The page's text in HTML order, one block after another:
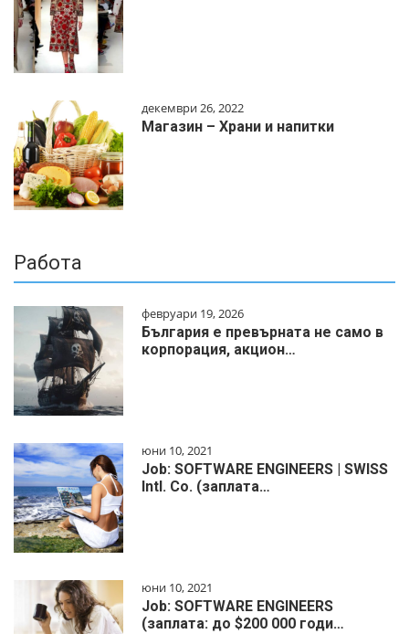
декември 26, 2022
Магазин – Храни и напитки
Работа
февруари 19, 2026
България е превърната не само в
корпорация, акцион…
юни 10, 2021
Job: SOFTWARE ENGINEERS | SWISS
Intl. Co. (заплата…
юни 10, 2021
Job: SOFTWARE ENGINEERS
(заплата: до $200 000 годи…